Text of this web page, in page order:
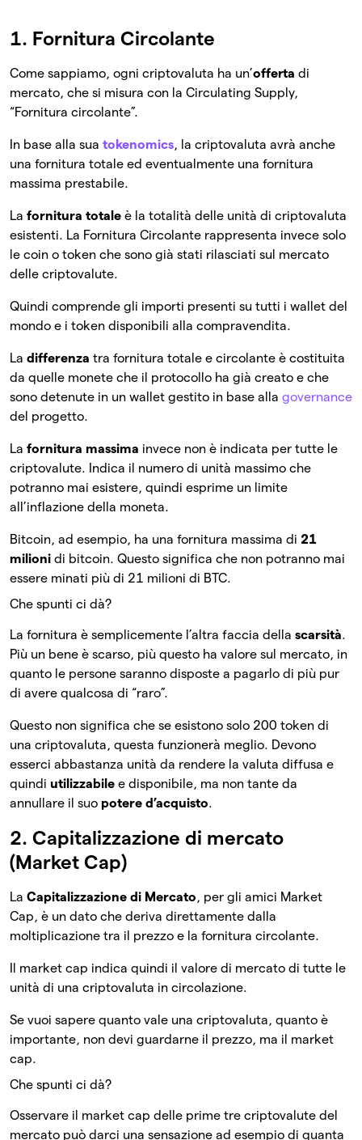
1. Fornitura Circolante
Come sappiamo, ogni criptovaluta ha un’offerta di
mercato, che si misura con la Circulating Supply,
“Fornitura circolante”.
In base alla sua tokenomics, la criptovaluta avrà anche
una fornitura totale ed eventualmente una fornitura
massima prestabile.
La fornitura totale è la totalità delle unità di criptovaluta
esistenti. La Fornitura Circolante rappresenta invece solo
le coin o token che sono già stati rilasciati sul mercato
delle criptovalute.
Quindi comprende gli importi presenti su tutti i wallet del
mondo e i token disponibili alla compravendita.
La differenza tra fornitura totale e circolante è costituita
da quelle monete che il protocollo ha già creato e che
sono detenute in un wallet gestito in base alla governance
del progetto.
La fornitura massima invece non è indicata per tutte le
criptovalute. Indica il numero di unità massimo che
potranno mai esistere, quindi esprime un limite
all’inflazione della moneta.
Bitcoin, ad esempio, ha una fornitura massima di 21
milioni di bitcoin. Questo significa che non potranno mai
essere minati più di 21 milioni di BTC.
Che spunti ci dà?
La fornitura è semplicemente l’altra faccia della scarsità.
Più un bene è scarso, più questo ha valore sul mercato, in
quanto le persone saranno disposte a pagarlo di più pur
di avere qualcosa di “raro”.
Questo non significa che se esistono solo 200 token di
una criptovaluta, questa funzionerà meglio. Devono
esserci abbastanza unità da rendere la valuta diffusa e
quindi utilizzabile e disponibile, ma non tante da
annullare il suo potere d’acquisto.
2. Capitalizzazione di mercato
(Market Cap)
La Capitalizzazione di Mercato, per gli amici Market
Cap, è un dato che deriva direttamente dalla
moltiplicazione tra il prezzo e la fornitura circolante.
Il market cap indica quindi il valore di mercato di tutte le
unità di una criptovaluta in circolazione.
Se vuoi sapere quanto vale una criptovaluta, quanto è
importante, non devi guardarne il prezzo, ma il market
cap.
Che spunti ci dà?
Osservare il market cap delle prime tre criptovalute del
mercato può darci una sensazione ad esempio di quanta